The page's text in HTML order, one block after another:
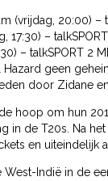
(vrijdag, 20:00) –
17:30) –
– talkSPORT 2
geen
door Zidane
hoop om hun
in de T20s. Na
en uiteindelijk
Indië in de